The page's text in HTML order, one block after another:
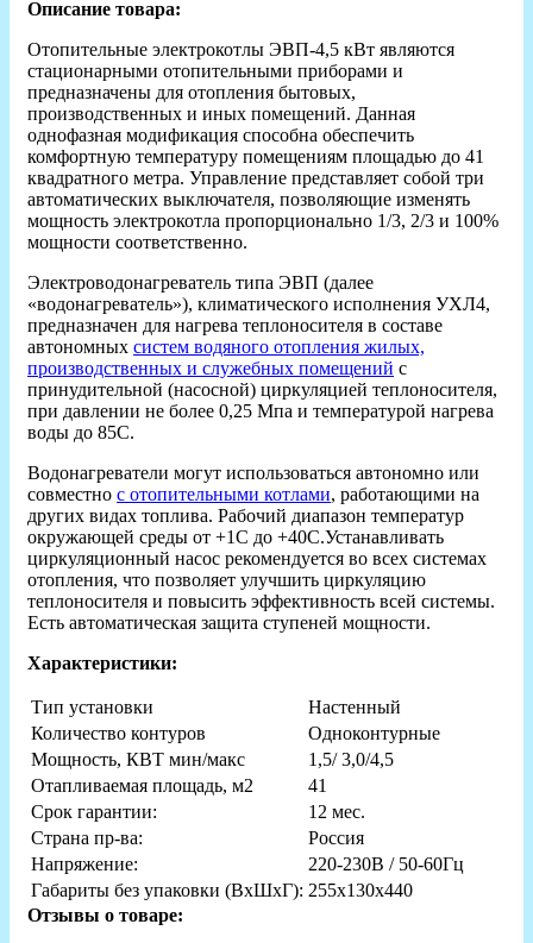
Описание товара:
Отопительные электрокотлы ЭВП-4,5 кВт являются
стационарными отопительными приборами и
предназначены для отопления бытовых,
производственных и иных помещений. Данная
однофазная модификация способна обеспечить
комфортную температуру помещениям площадью до 41
квадратного метра. Управление представляет собой три
автоматических выключателя, позволяющие изменять
мощность электрокотла пропорционально 1/3, 2/3 и 100%
мощности соответственно.
Электроводонагреватель типа ЭВП (далее
«водонагреватель»), климатического исполнения УХЛ4,
предназначен для нагрева теплоносителя в составе
автономных систем водяного отопления жилых,
производственных и служебных помещений с
принудительной (насосной) циркуляцией теплоносителя,
при давлении не более 0,25 Мпа и температурой нагрева
воды до 85С.
Водонагреватели могут использоваться автономно или
совместно с отопительными котлами, работающими на
других видах топлива. Рабочий диапазон температур
окружающей среды от +1С до +40С.Устанавливать
циркуляционный насос рекомендуется во всех системах
отопления, что позволяет улучшить циркуляцию
теплоносителя и повысить эффективность всей системы.
Есть автоматическая защита ступеней мощности.
Характеристики:
Тип установки
Настенный
Количество контуров
Одноконтурные
Мощность, КВТ мин/макс
1,5/ 3,0/4,5
Отапливаемая площадь, м2
41
Срок гарантии:
12 мес.
Страна пр-ва:
Россия
Напряжение:
220-230В / 50-60Гц
Габариты без упаковки (ВxШxГ): 255х130х440
Отзывы о товаре: